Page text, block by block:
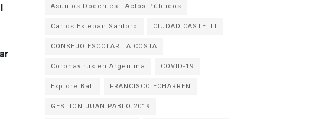
Asuntos Docentes - Actos Públicos
Carlos Esteban Santoro
CIUDAD CASTELLI
CONSEJO ESCOLAR LA COSTA
Coronavirus en Argentina
COVID-19
Explore Bali
FRANCISCO ECHARREN
GESTION JUAN PABLO 2019